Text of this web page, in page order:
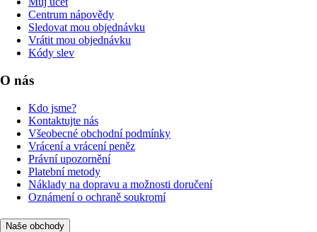
Centrum nápovědy
Sledovat mou objednávku
Vrátit mou objednávku
Kódy slev
O nás
Kdo jsme?
Kontaktujte nás
Všeobecné obchodní podmínky
Vrácení a vrácení peněz
Právní upozornění
Platební metody
Náklady na dopravu a možnosti doručení
Oznámení o ochraně soukromí
Naše obchody